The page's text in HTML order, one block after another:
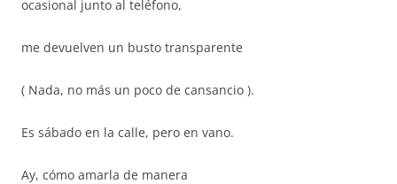
ocasional junto al teléfono,
me devuelven un busto transparente
( Nada, no más un poco de cansancio ).
Es sábado en la calle, pero en vano.
Ay, cómo amarla de manera